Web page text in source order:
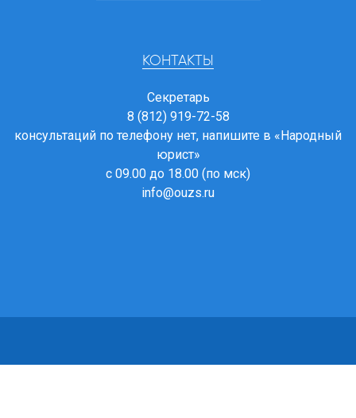
КОНТАКТЫ
Секретарь
8 (812) 919-72-58
консультаций по телефону нет, напишите в «Народный
юрист»
с 09.00 до 18.00 (по мск)
info@ouzs.ru